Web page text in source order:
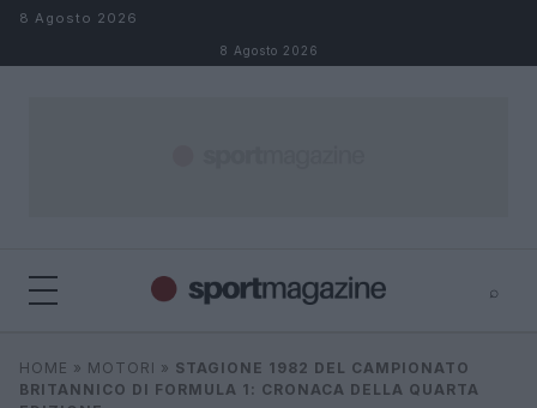
Salta al contenuto
8 Agosto 2026
8 Agosto 2026
⌕
Cerca
⌕
HOME » MOTORI » STAGIONE 1982 DEL CAMPIONATO
BRITANNICO DI FORMULA 1: CRONACA DELLA QUARTA